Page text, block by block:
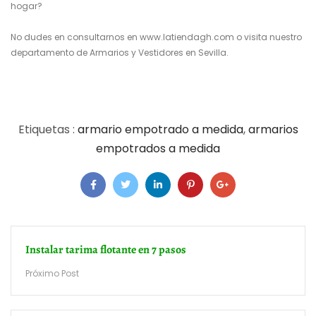
hogar?
No dudes en consultarnos en www.latiendagh.com o visita nuestro
departamento deArmarios y Vestidores en Sevilla.
Etiquetas : armario empotrado a medida,armarios
empotrados a medida
Instalar tarima flotante en 7 pasos
Próximo Post